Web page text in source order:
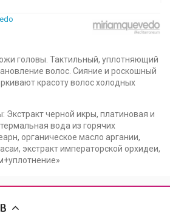
головы. Тактильный, уплотняющий
волос. Сияние и роскошный
красоту волос холодных
Экстракт черной икры, платиновая и
вода из горячих
органическое масло аргании,
экстракт императорской орхидеи,